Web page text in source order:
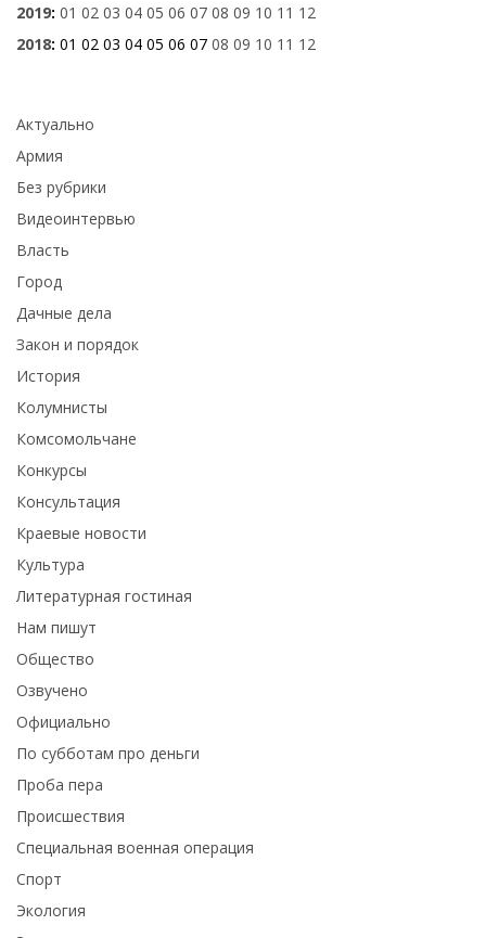
2019: 01 02 03 04 05 06 07 08 09 10 11 12
2018: 01 02 03 04 05 06 07 08 09 10 11 12
Актуально
Армия
Без рубрики
Видеоинтервью
Власть
Город
Дачные дела
Закон и порядок
История
Колумнисты
Комсомольчане
Конкурсы
Консультация
Краевые новости
Культура
Литературная гостиная
Нам пишут
Общество
Озвучено
Официально
По субботам про деньги
Проба пера
Происшествия
Специальная военная операция
Спорт
Экология